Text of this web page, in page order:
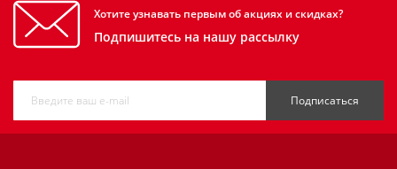
Хотите узнавать первым об акциях и скидках?
Подпишитесь на нашу рассылку
Подписаться